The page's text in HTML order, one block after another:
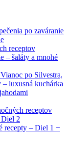
po zaváranie
receptov
– šaláty a mnohé
po Silvestra,
luxusná kuchárka
receptov
2
recepty – Diel 1 +